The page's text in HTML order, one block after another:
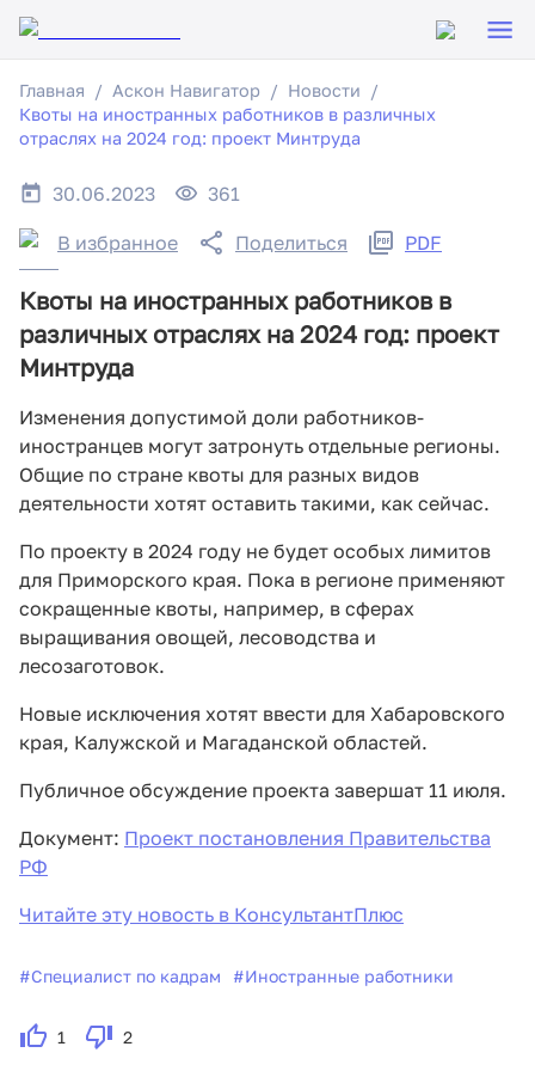
Главная Аскон Навигатор
Новости
Квоты на иностранных работников в различных
отраслях на 2024 год: проект Минтруда
30.06.2023 361
В избранное Поделиться PDF
Квоты на иностранных работников в
различных отраслях на 2024 год: проект
Минтруда
Изменения допустимой доли работников-
иностранцев могут затронуть отдельные регионы.
Общие по стране квоты для разных видов
деятельности хотят оставить такими, как сейчас.
По проекту в 2024 году не будет особых лимитов
для Приморского края. Пока в регионе применяют
сокращенные квоты, например, в сферах
выращивания овощей, лесоводства и
лесозаготовок.
Новые исключения хотят ввести для Хабаровского
края, Калужской и Магаданской областей.
Публичное обсуждение проекта завершат 11 июля.
Документ: Проект постановления Правительства
РФ
Читайте эту новость в КонсультантПлюс
#Специалист по кадрам #Иностранные работники
1 2